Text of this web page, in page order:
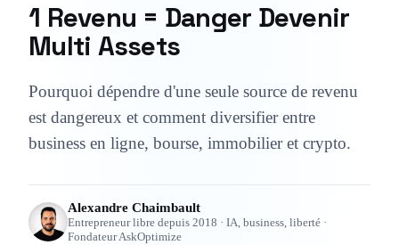
1 Revenu = Danger Devenir
Multi Assets
Pourquoi dépendre d'une seule source de revenu
est dangereux et comment diversifier entre
business en ligne, bourse, immobilier et crypto.
Alexandre Chaimbault
Entrepreneur libre depuis 2018 · IA, business, liberté ·
Fondateur AskOptimize